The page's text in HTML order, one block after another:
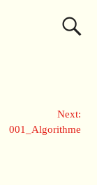
Next:
001_Algorithme